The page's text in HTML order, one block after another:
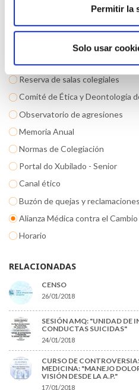
Permitir la
Solo usar
Estatutos ICOMOu
Solicita tu receta médica privada
Asesoría Jurídica
Reserva de salas colegiales
Comité de Ética y Deontología
Observatorio de agresiones
Memoria Anual
Normas de Colegiación
Portal do Xubilado - Senior
Canal ético
Buzón de quejas y
Alianza Médica contra el
Horario
RELACIONADAS
CENSO
26/01/2018
SESIÓN AMQ: "UNIDAD DE
CONDUCTAS SUICIDAS"
24/01/2018
CURSO DE
MEDICINA: "MANEJO
VISIÓN DESDE LA A.P."
17/01/2018